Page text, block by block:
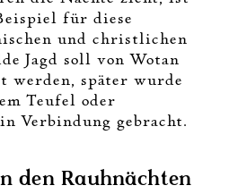
für diese
und christlichen
Jagd soll von Wotan
werden, später wurde
Teufel oder
Verbindung gebracht.
den Rauhnächten